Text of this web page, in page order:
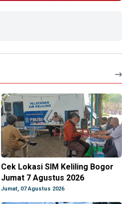
Cek Lokasi SIM Keliling Bogor
Jumat 7 Agustus 2026
Jumat, 07 Agustus 2026